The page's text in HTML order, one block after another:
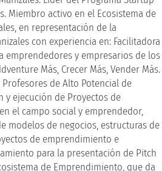
Miembro activo en el Ecosistema de
en representación de la
con experiencia en: Facilitadora
emprendedores y empresarios de los
Más, Crecer Más, Vender Más.
de Alto Potencial de
y ejecución de Proyectos de
el campo social y emprendedor,
modelos de negocios, estructuras de
de emprendimiento e
para la presentación de Pitch
de Emprendimiento, que da